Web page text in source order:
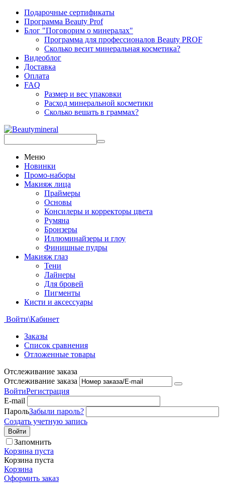
Подарочные сертификаты
Программа Beauty Prof
Блог "Поговорим о минералах"
Программа для профессионалов Beauty PROF
Сколько весит минеральная косметика?
Видеоблог
Доставка
Оплата
FAQ
Размер и вес упаковки
Расход минеральной косметики
Сколько вешать в граммах?
Меню
Новинки
Промо-наборы
Макияж лица
Праймеры
Основы
Консилеры и корректоры цвета
Румяна
Бронзеры
Иллюминайзеры и глоу
Финишные пудры
Макияж глаз
Тени
Лайнеры
Для бровей
Пигменты
Кисти и аксессуары
Войти\Кабинет
Заказы
Список сравнения
Отложенные товары
Отслеживание заказа
Отслеживание заказа
ВойтиРегистрация
E-mail
ПарольЗабыли пароль?
Создать учетную запись
Войти
Запомнить
Корзина пуста
Корзина пуста
Корзина
Оформить заказ